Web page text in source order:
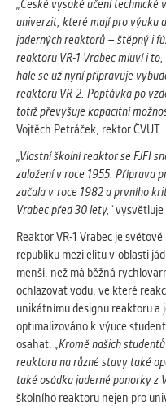
ANALYTICKÉ
Slouží pro získávání
statistických údajů,
vylepšovat naše
cookies systémů
MARKETINGOVÉ
Využívané za účelem
správných nabídek a
Vašich preferencí.
cookies systémů
s analýzou
pomáhají.
OSTATNÍ
Cookies, které
Naším cílem je, aby
„České vysoké učení technické
univerzit, které mají pro výuku
jaderných reaktorů – štěpný i
reaktoru VR-1 Vrabec mluví i
hale se už nyní připravuje
reaktoru VR-2. Poptávka po
totiž převyšuje kapacitní
Vojtěch Petráček, rektor ČVUT.
„Vlastní školní reaktor se FJFI
založení v roce 1955. Příprava
začala v roce 1982 a prvního
Vrabec před 30 lety,“vysvětluje
Reaktor VR-1 Vrabec je
republiku mezi elitu v oblasti
menší, než má běžná
ochlazovat vodu, ve které
unikátnímu designu reaktoru a
optimalizováno k výuce
osahat. „Kromě našich
reaktoru na různé stavy také
také osádka jaderné ponorky z
školního reaktoru nejen pro